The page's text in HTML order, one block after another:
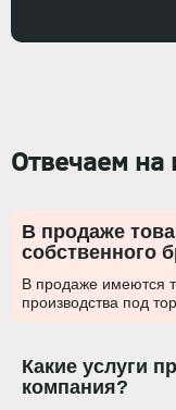
Отвечаем на
В продаже
собственного
В продаже имеются
производства под
Какие услуги
компания?